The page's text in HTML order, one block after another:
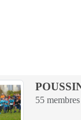
55 membres